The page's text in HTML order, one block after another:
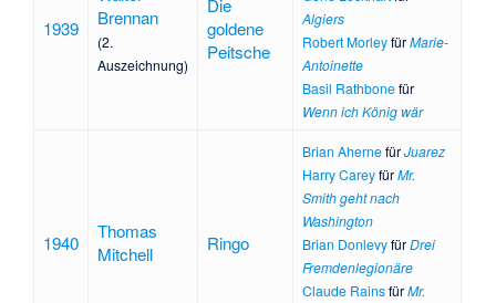
1939
Brennan
(2.
Auszeichnung)
Die
goldene
Peitsche
Algiers
Robert MorleyfürMarie-
Antoinette
Basil Rathbonefür
Wenn ich König wär
1940
Thomas
Mitchell
Ringo
Brian AhernefürJuarez
Harry CareyfürMr.
Smith geht nach
Washington
Brian DonlevyfürDrei
Fremdenlegionäre
Claude RainsfürMr.